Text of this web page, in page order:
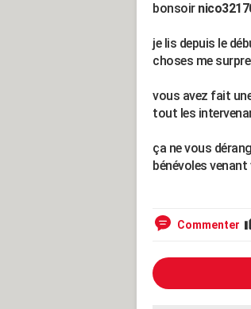
bonsoir
je lis depuis le
choses me
vous avez fait
tout les
ça ne vous
bénévoles
Commenter